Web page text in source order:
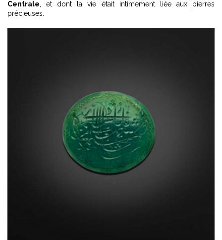
Centrale , et dont la vie était intimement liée aux pierres
précieuses.